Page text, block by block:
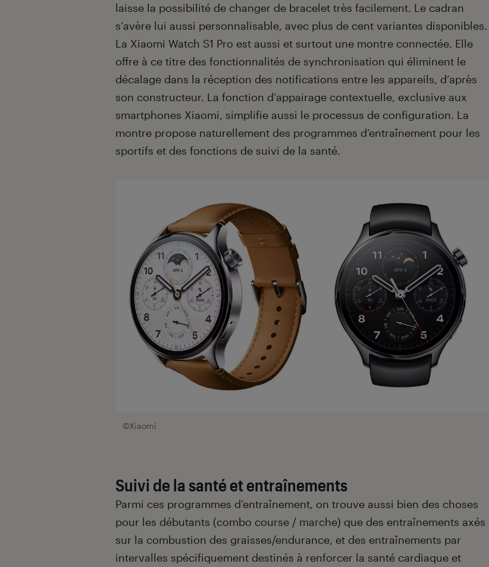
laisse la possibilité de changer de bracelet très facilement. Le cadran
s’avère lui aussi personnalisable, avec plus de cent variantes disponibles.
La Xiaomi Watch S1 Pro est aussi et surtout une montre connectée. Elle
offre à ce titre des fonctionnalités de synchronisation qui éliminent le
décalage dans la réception des notifications entre les appareils, d’après
son constructeur. La fonction d’appairage contextuelle, exclusive aux
smartphones Xiaomi, simplifie aussi le processus de configuration. La
montre propose naturellement des programmes d’entraînement pour les
sportifs et des fonctions de suivi de la santé.
©Xiaomi
Suivi de la santé et entraînements
Parmi ces programmes d’entraînement, on trouve aussi bien des choses
pour les débutants (combo course / marche) que des entraînements axés
sur la combustion des graisses/endurance, et des entraînements par
intervalles spécifiquement destinés à renforcer la santé cardiaque et